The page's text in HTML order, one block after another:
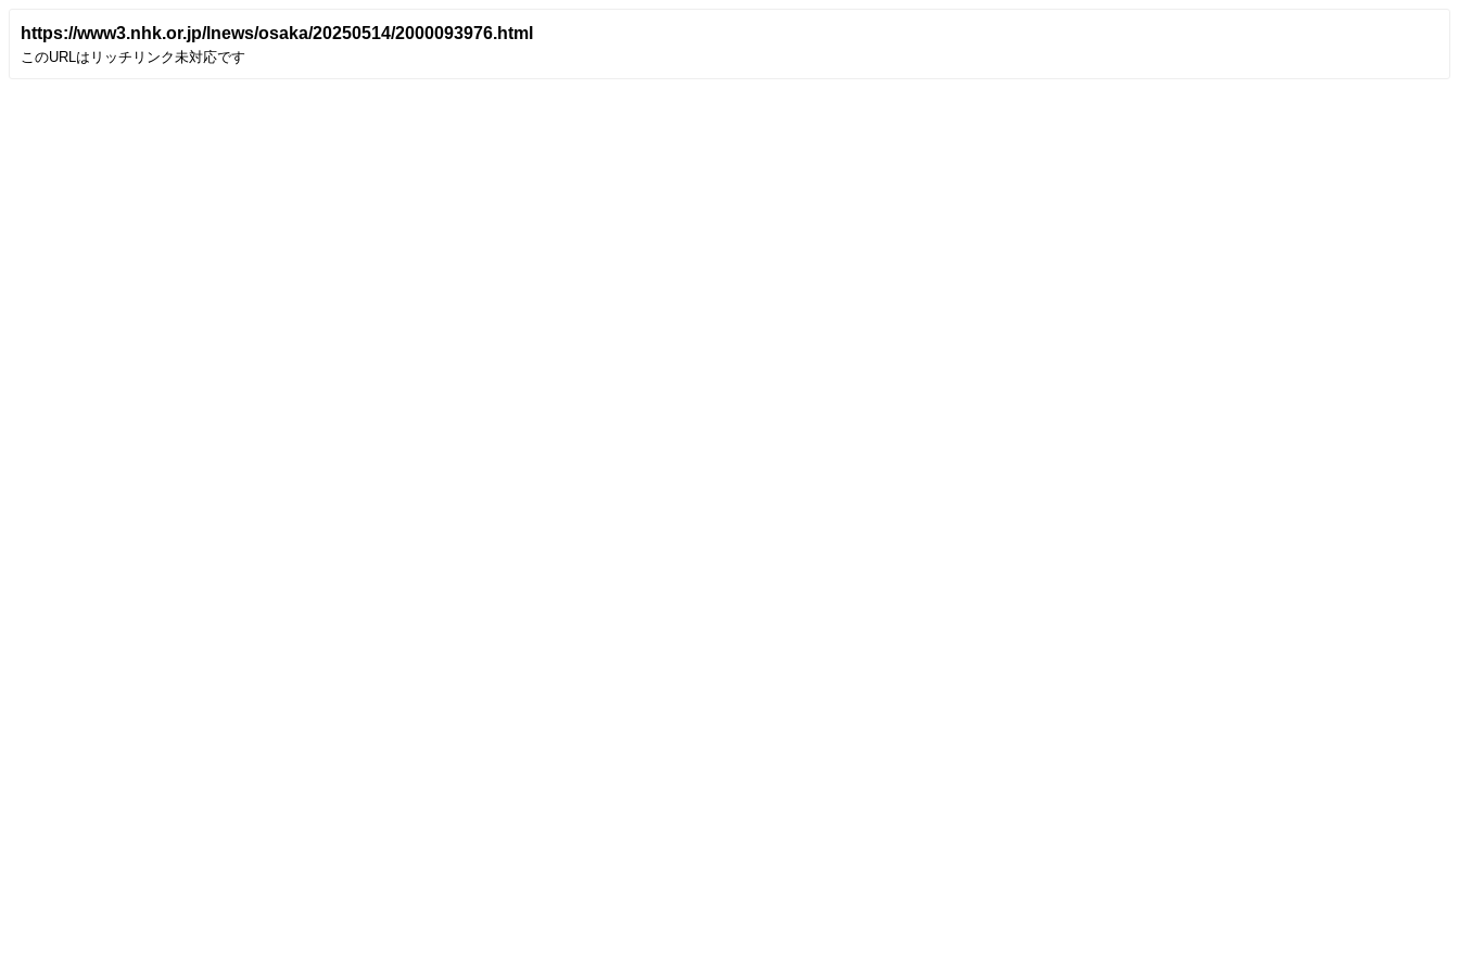
https://www3.nhk.or.jp/lnews/osaka/20250514/2000093976.html
このURLはリッチリンク未対応です